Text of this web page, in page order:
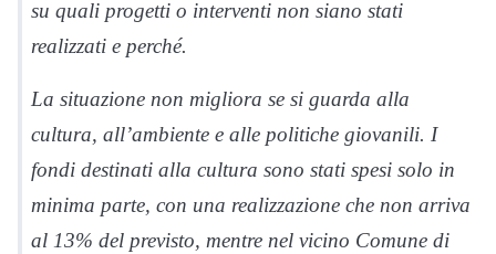
su quali progetti o interventi non siano stati
realizzati e perché.
La situazione non migliora se si guarda alla
cultura, all’ambiente e alle politiche giovanili. I
fondi destinati alla cultura sono stati spesi solo in
minima parte, con una realizzazione che non arriva
al 13% del previsto, mentre nel vicino Comune di